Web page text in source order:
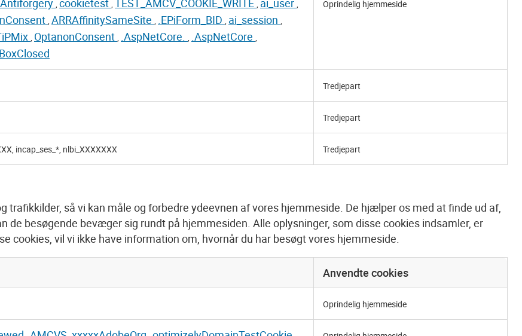
, cookietest , TEST_AMCV_COOKIE_WRITE , ai_user ,
, ARRAffinitySameSite , .EPiForm_BID , ai_session ,
, OptanonConsent , .AspNetCore. , .AspNetCore ,
Oprindelig hjemmeside
Tredjepart
Tredjepart
incap_ses_*, nlbi_XXXXXXX Tredjepart
trafikkilder, så vi kan måle og forbedre ydeevnen af vores hjemmeside. De hjælper os med at finde ud af,
besøgende bevæger sig rundt på hjemmesiden. Alle oplysninger, som disse cookies indsamler, er
cookies, vil vi ikke have information om, hvornår du har besøgt vores hjemmeside.
Anvendte cookies
Oprindelig hjemmeside